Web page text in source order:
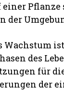
einer
der
Wachstum
des
für
der